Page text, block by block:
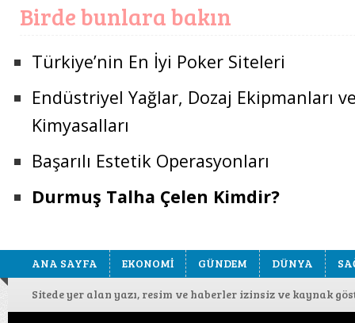
Birde bunlara bakın
Türkiye’nin En İyi Poker Siteleri
Endüstriyel Yağlar, Dozaj Ekipmanları
Kimyasalları
Başarılı Estetik Operasyonları
Durmuş Talha Çelen Kimdir?
ANA SAYFA EKONOMİ GÜNDEM DÜNYA
Sitede yer alan yazı, resim ve haberler izinsiz ve kaynak